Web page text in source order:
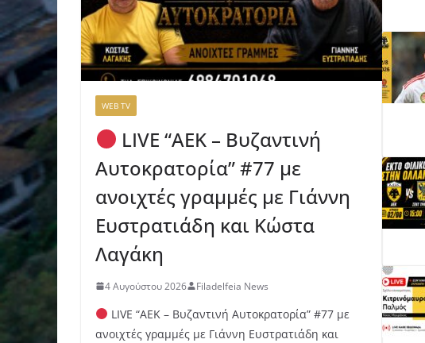
WEB TV
LIVE “ΑΕΚ – Βυζαντινή
Αυτοκρατορία” #77 με
ανοιχτές γραμμές με Γιάννη
Ευστρατιάδη και Κώστα
Λαγάκη
4 Αυγούστου 2026 Filadelfeia News
LIVE “ΑΕΚ – Βυζαντινή Αυτοκρατορία” #77 με
ανοιχτές γραμμές με Γιάννη Ευστρατιάδη και